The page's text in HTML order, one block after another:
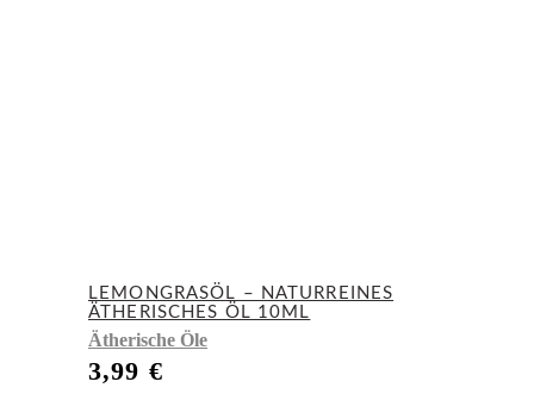
LEMONGRASÖL – NATURREINES
ÄTHERISCHES ÖL 10ML
Ätherische Öle
3,99 €